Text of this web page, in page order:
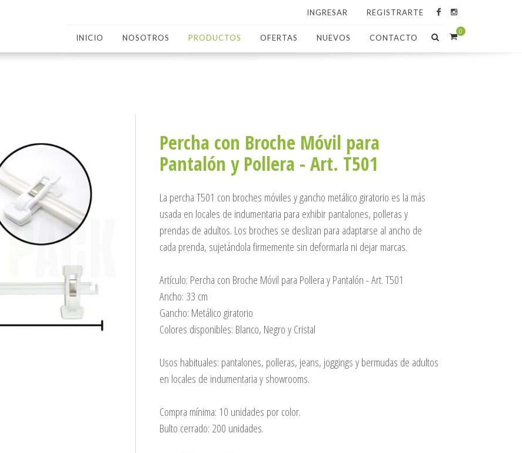
INGRESAR REGISTRARTE
INICIO NOSOTROS PRODUCTOS OFERTAS NUEVOS CONTACTO
0
Percha con Broche Móvil para
Pantalón y Pollera - Art. T501
La percha T501 con broches móviles y gancho metálico giratorio es la más
usada en locales de indumentaria para exhibir pantalones, polleras y
prendas de adultos. Los broches se deslizan para adaptarse al ancho de
cada prenda, sujetándola firmemente sin deformarla ni dejar marcas.
Artículo: Percha con Broche Móvil para Pollera y Pantalón - Art. T501
Ancho: 33 cm
Gancho: Metálico giratorio
Colores disponibles: Blanco, Negro y Cristal
Usos habituales: pantalones, polleras, jeans, joggings y bermudas de adultos
en locales de indumentaria y showrooms.
Compra mínima: 10 unidades por color.
Bulto cerrado: 200 unidades.